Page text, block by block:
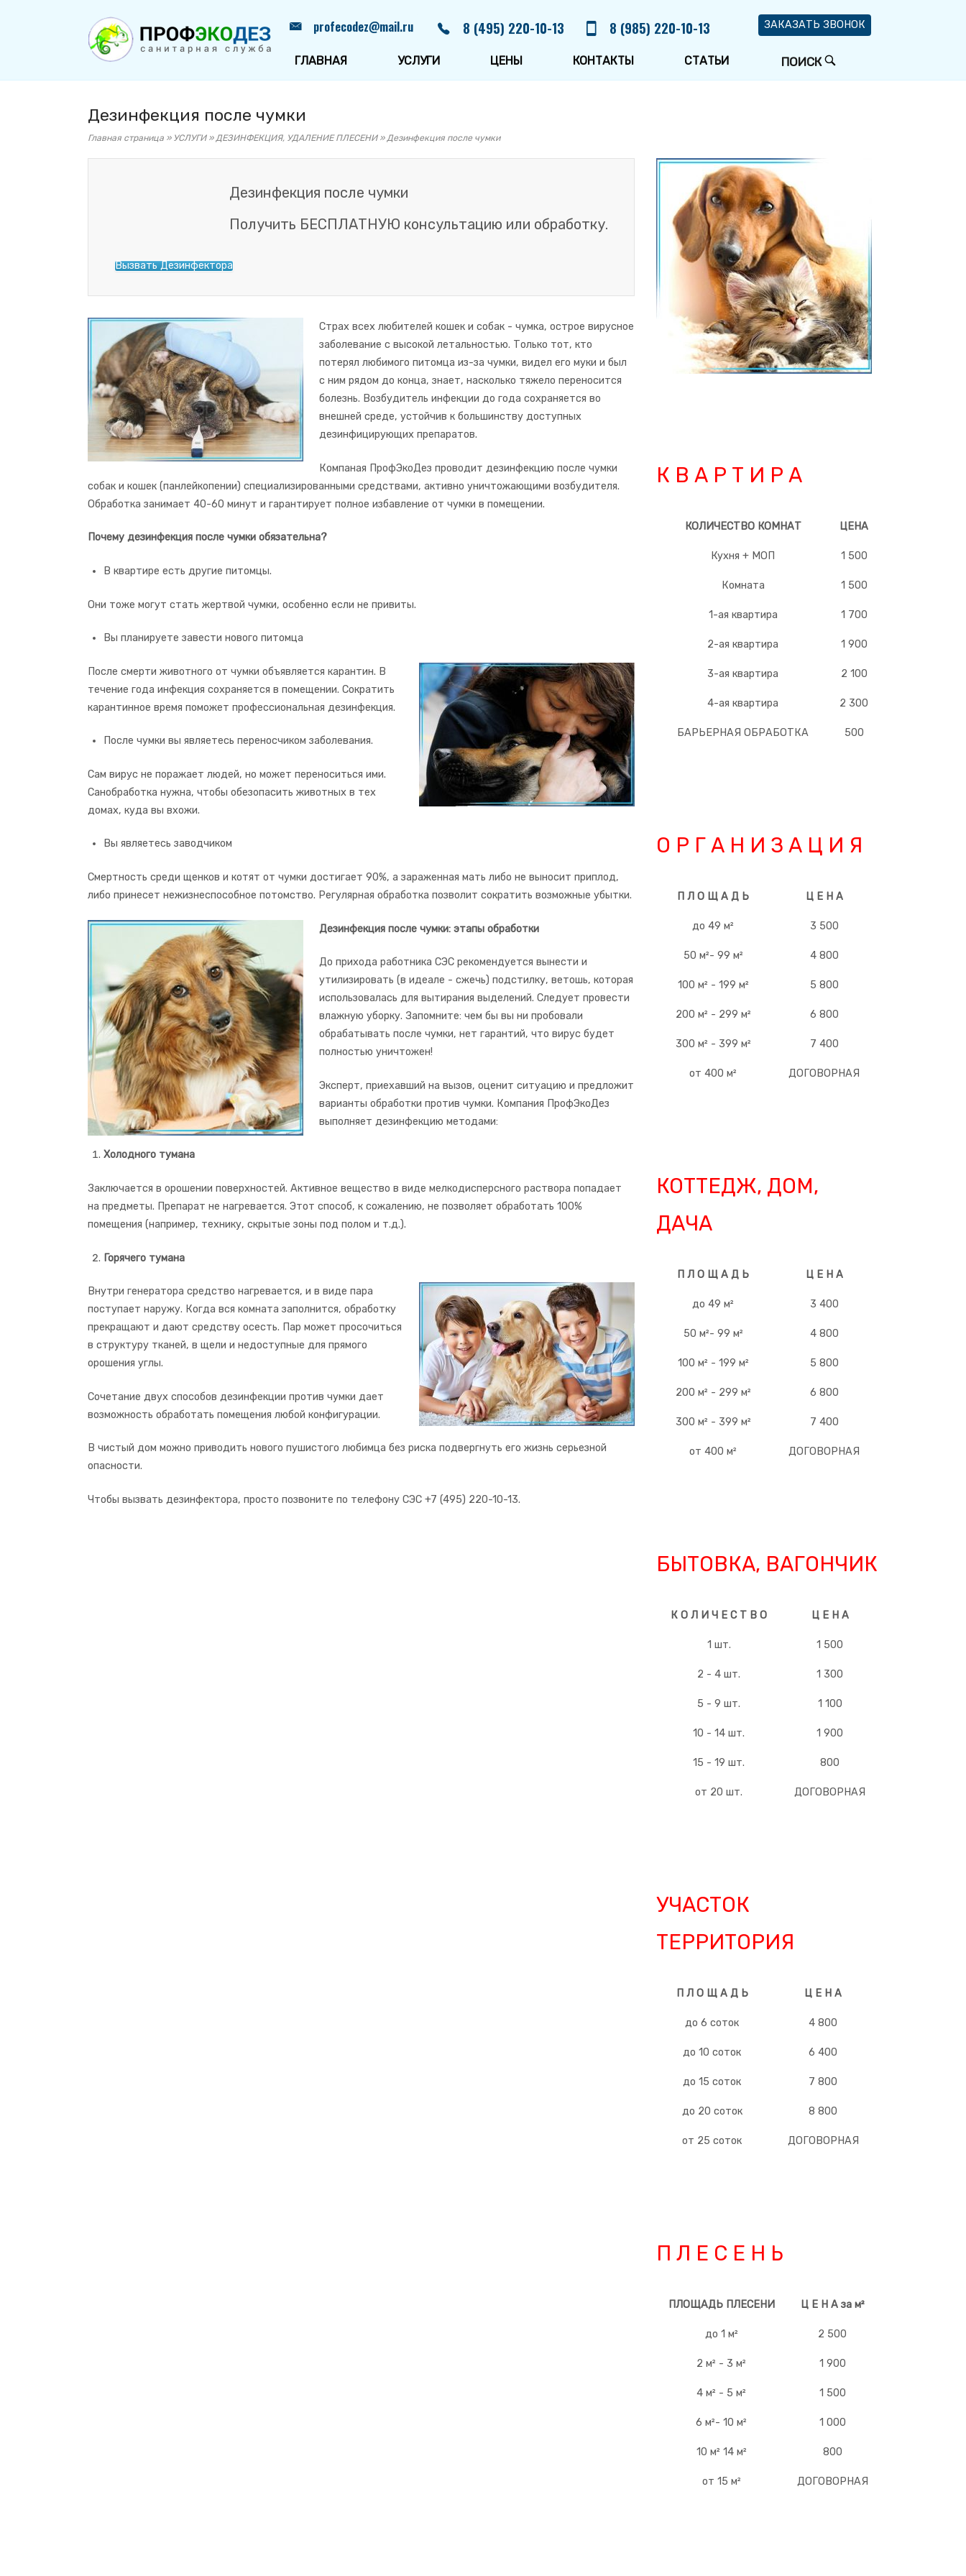
Главная profecodez@mail.ru 8 (495) 220-10-13 8 (985) 220-10-13 ЗАКАЗАТЬ ЗВОНОК
ГЛАВНАЯ УСЛУГИ ЦЕНЫ КОНТАКТЫ СТАТЬИ ПОИСК ОТКРЫТЬ
СТРОКУ
ПОИСКА
Дезинфекция после чумки
Главная страница » УСЛУГИ» ДЕЗИНФЕКЦИЯ, УДАЛЕНИЕ ПЛЕСЕНИ» Дезинфекция после чумки
Дезинфекция после чумки
Получить БЕСПЛАТНУЮ консультацию или обработку.
Вызвать Дезинфектора
Страх всех любителей кошек и собак - чумка, острое вирусное
заболевание с высокой летальностью. Только тот, кто
потерял любимого питомца из-за чумки, видел его муки и был
с ним рядом до конца, знает, насколько тяжело переносится
болезнь. Возбудитель инфекции до года сохраняется во
внешней среде, устойчив к большинству доступных
дезинфицирующих препаратов.
Компаная ПрофЭкоДез проводит дезинфекцию после чумки
собак и кошек (панлейкопении) специализированными средствами, активно уничтожающими возбудителя.
Обработка занимает 40-60 минут и гарантирует полное избавление от чумки в помещении.
Почему дезинфекция после чумки обязательна?
В квартире есть другие питомцы.
Они тоже могут стать жертвой чумки, особенно если не привиты.
Вы планируете завести нового питомца
После смерти животного от чумки объявляется карантин. В
течение года инфекция сохраняется в помещении. Сократить
карантинное время поможет профессиональная дезинфекция.
После чумки вы являетесь переносчиком заболевания.
Сам вирус не поражает людей, но может переноситься ими.
Санобработка нужна, чтобы обезопасить животных в тех
домах, куда вы вхожи.
Вы являетесь заводчиком
Смертность среди щенков и котят от чумки достигает 90%, а зараженная мать либо не выносит приплод,
либо принесет нежизнеспособное потомство. Регулярная обработка позволит сократить возможные убытки.
Дезинфекция после чумки: этапы обработки
До прихода работника СЭС рекомендуется вынести и
утилизировать (в идеале - сжечь) подстилку, ветошь, которая
использовалась для вытирания выделений. Следует провести
влажную уборку. Запомните: чем бы вы ни пробовали
обрабатывать после чумки, нет гарантий, что вирус будет
полностью уничтожен!
Эксперт, приехавший на вызов, оценит ситуацию и предложит
варианты обработки против чумки. Компания ПрофЭкоДез
выполняет дезинфекцию методами:
Холодного тумана
Заключается в орошении поверхностей. Активное вещество в виде мелкодисперсного раствора попадает
на предметы. Препарат не нагревается. Этот способ, к сожалению, не позволяет обработать 100%
помещения (например, технику, скрытые зоны под полом и т.д.).
Горячего тумана
Внутри генератора средство нагревается, и в виде пара
поступает наружу. Когда вся комната заполнится, обработку
прекращают и дают средству осесть. Пар может просочиться
в структуру тканей, в щели и недоступные для прямого
орошения углы.
Сочетание двух способов дезинфекции против чумки дает
возможность обработать помещения любой конфигурации.
В чистый дом можно приводить нового пушистого любимца без риска подвергнуть его жизнь серьезной
опасности.
Чтобы вызвать дезинфектора, просто позвоните по телефону СЭС +7 (495) 220-10-13.
К В А Р Т И Р А
КОЛИЧЕСТВО КОМНАТ ЦЕНА
Кухня + МОП 1 500
Комната 1 500
1-ая квартира 1 700
2-ая квартира 1 900
3-ая квартира 2 100
4-ая квартира 2 300
БАРЬЕРНАЯ ОБРАБОТКА 500
О Р Г А Н И З А Ц И Я
П Л О Щ А Д Ь Ц Е Н А
до 49 м² 3 500
50 м²- 99 м² 4 800
100 м² - 199 м² 5 800
200 м² - 299 м² 6 800
300 м² - 399 м² 7 400
от 400 м² ДОГОВОРНАЯ
КОТТЕДЖ, ДОМ,
ДАЧА
П Л О Щ А Д Ь Ц Е Н А
до 49 м² 3 400
50 м²- 99 м² 4 800
100 м² - 199 м² 5 800
200 м² - 299 м² 6 800
300 м² - 399 м² 7 400
от 400 м² ДОГОВОРНАЯ
БЫТОВКА, ВАГОНЧИК
К О Л И Ч Е С Т В О Ц Е Н А
1 шт. 1 500
2 - 4 шт. 1 300
5 - 9 шт. 1 100
10 - 14 шт. 1 900
15 - 19 шт. 800
от 20 шт. ДОГОВОРНАЯ
УЧАСТОК
ТЕРРИТОРИЯ
П Л О Щ А Д Ь Ц Е Н А
до 6 соток 4 800
до 10 соток 6 400
до 15 соток 7 800
до 20 соток 8 800
от 25 соток ДОГОВОРНАЯ
П Л Е С Е Н Ь
ПЛОЩАДЬ ПЛЕСЕНИ Ц Е Н А за м²
до 1 м² 2 500
2 м² - 3 м² 1 900
4 м² - 5 м² 1 500
6 м²- 10 м² 1 000
10 м² 14 м² 800
от 15 м² ДОГОВОРНАЯ